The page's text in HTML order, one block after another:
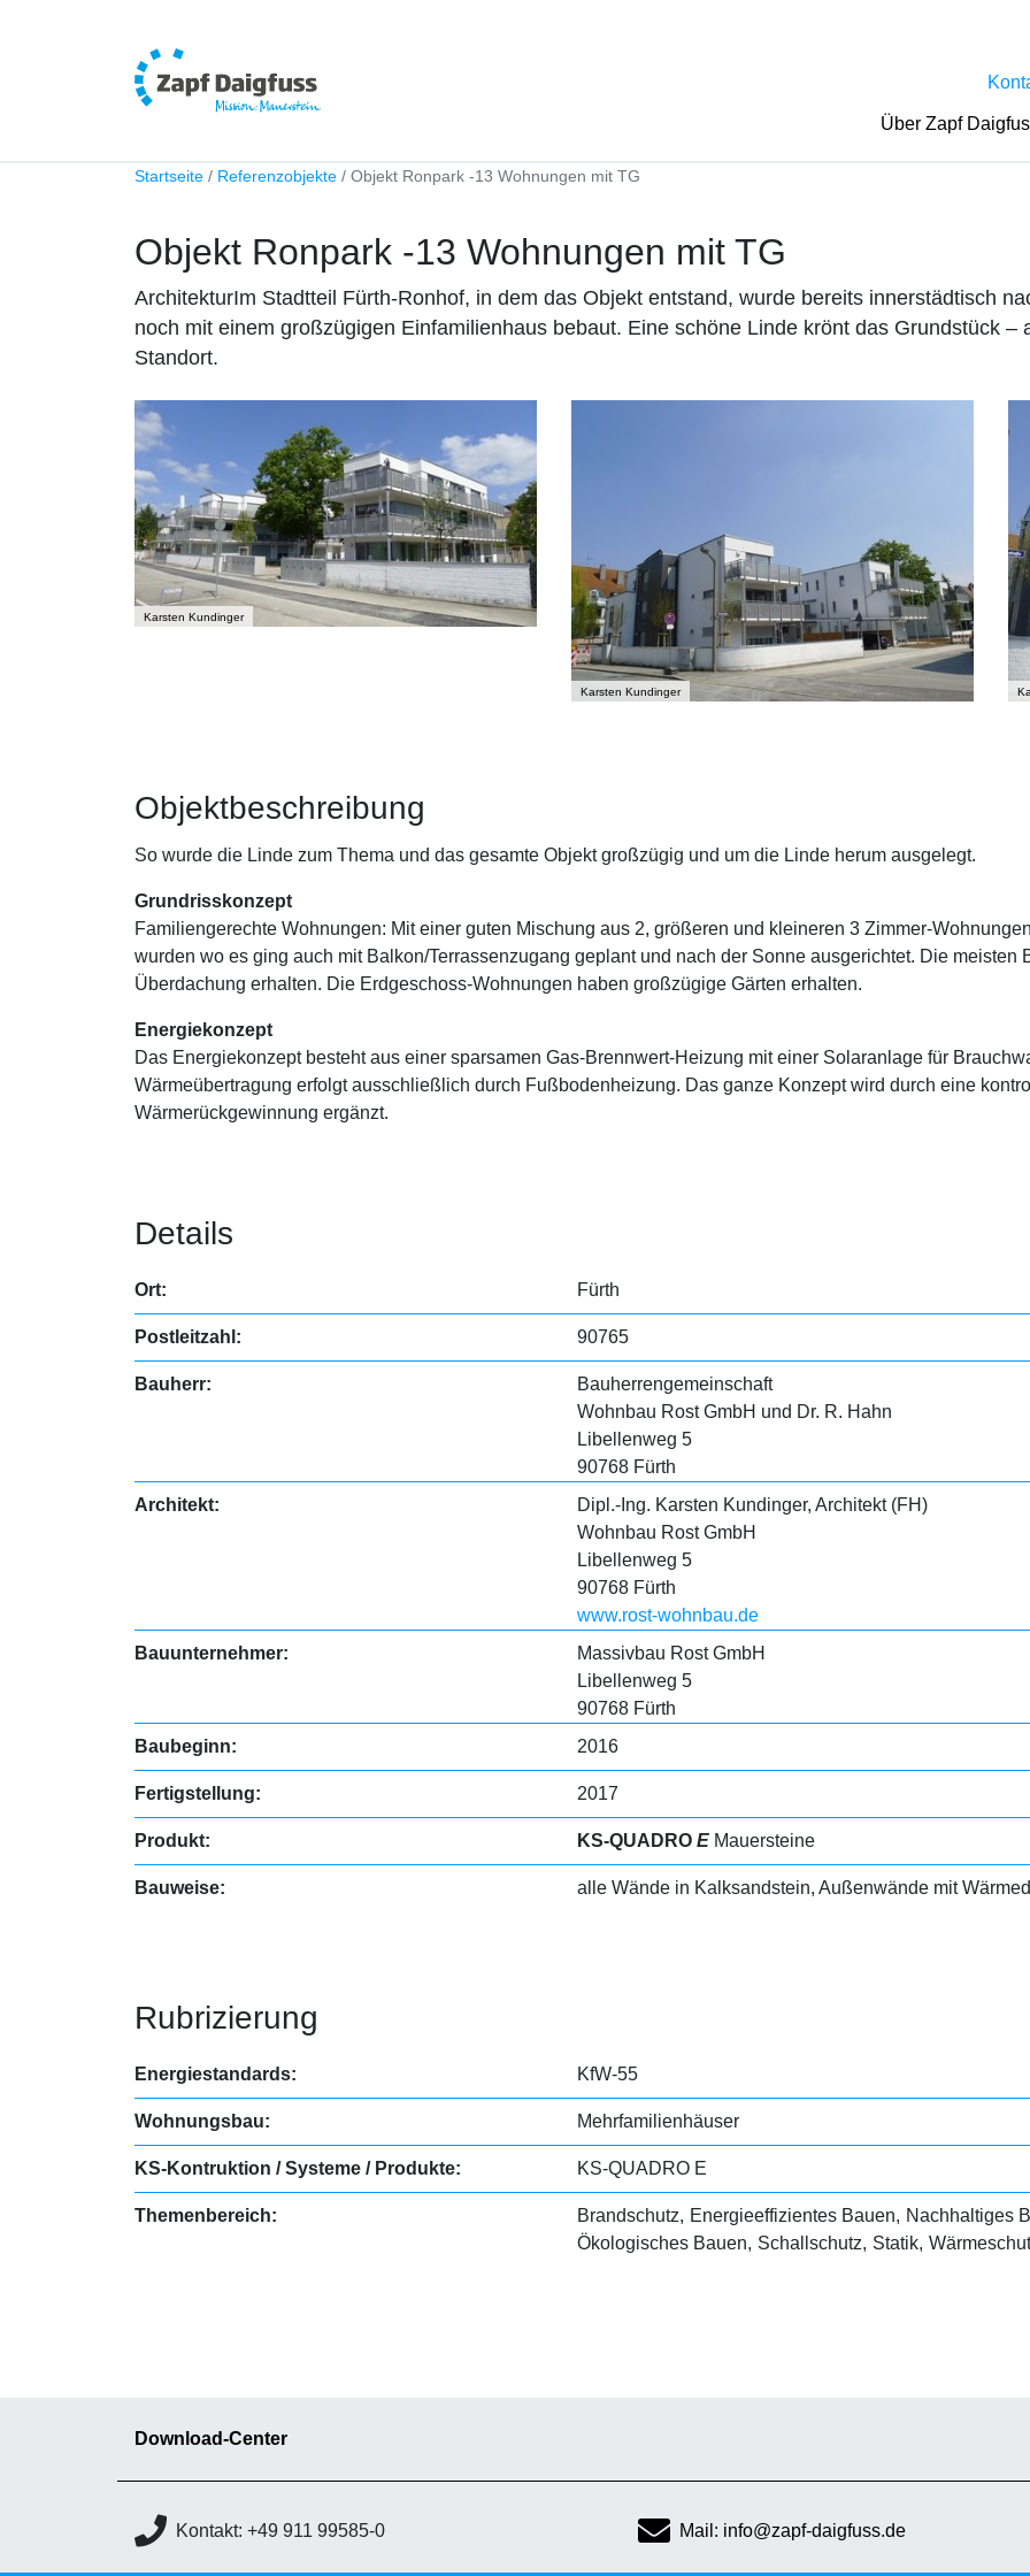
Über Zapf
Startseite Referenzobjekte Objekt Ronpark -13 Wohnungen mit TG
Objekt Ronpark -13 Wohnungen mit TG
ArchitekturIm Stadtteil Fürth-Ronhof, in dem das Objekt entstand, wurde bereits innerstädtisch
noch mit einem großzügigen Einfamilienhaus bebaut. Eine schöne Linde krönt das Grundstück –
Standort.
Karsten Kundinger
Karsten Kundinger
Objektbeschreibung
So wurde die Linde zum Thema und das gesamte Objekt großzügig und um die Linde herum ausgelegt.
Grundrisskonzept
Familiengerechte Wohnungen: Mit einer guten Mischung aus 2, größeren und kleineren 3 Zimmer-
wurden wo es ging auch mit Balkon/Terrassenzugang geplant und nach der Sonne ausgerichtet. Die meisten
Überdachung erhalten. Die Erdgeschoss-Wohnungen haben großzügige Gärten erhalten.
Energiekonzept
Das Energiekonzept besteht aus einer sparsamen Gas-Brennwert-Heizung mit einer Solaranlage für
Wärmeübertragung erfolgt ausschließlich durch Fußbodenheizung. Das ganze Konzept wird durch eine
Wärmerückgewinnung ergänzt.
Details
Ort: Fürth
Postleitzahl: 90765
Bauherr:
Bauherrengemeinschaft
Wohnbau Rost GmbH und Dr. R. Hahn
Libellenweg 5
90768 Fürth
Architekt:
Dipl.-Ing. Karsten Kundinger, Architekt (FH)
Wohnbau Rost GmbH
Libellenweg 5
90768 Fürth
www.rost-wohnbau.de
Bauunternehmer:
Massivbau Rost GmbH
Libellenweg 5
90768 Fürth
Baubeginn:
2016
Fertigstellung: 2017
Produkt: KS-QUADRO EMauersteine
Bauweise: alle Wände in Kalksandstein, Außenwände mit
Rubrizierung
Energiestandards: KfW-55
Wohnungsbau: Mehrfamilienhäuser
KS-Kontruktion / Systeme / Produkte: KS-QUADRO E
Themenbereich: Brandschutz Energieeffizientes Bauen Nachhaltiges
Ökologisches Bauen
Schallschutz Statik
Download-Center
Kontakt: +49 911 99585-0 Mail: info@zapf-daigfuss.de